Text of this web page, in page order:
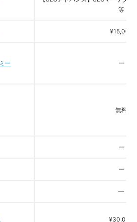
等
¥15,000
ー ー
無料
ー
ー
―
¥30,000